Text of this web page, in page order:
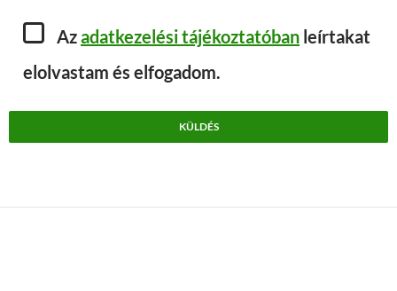
Azadatkezelési tájékoztatóban leírtakat
elolvastam és elfogadom.